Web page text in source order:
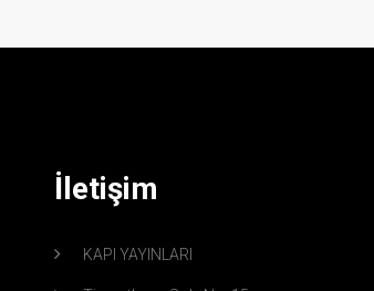
İletişim
KAPI YAYINLARI